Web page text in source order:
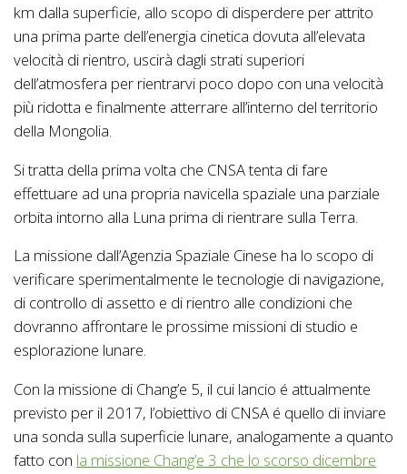
km dalla superficie, allo scopo di disperdere per attrito
una prima parte dell’energia cinetica dovuta all’elevata
velocità di rientro, uscirà dagli strati superiori
dell’atmosfera per rientrarvi poco dopo con una velocità
più ridotta e finalmente atterrare all’interno del territorio
della Mongolia.
Si tratta della prima volta che CNSA tenta di fare
effettuare ad una propria navicella spaziale una parziale
orbita intorno alla Luna prima di rientrare sulla Terra.
La missione dall’Agenzia Spaziale Cinese ha lo scopo di
verificare sperimentalmente le tecnologie di navigazione,
di controllo di assetto e di rientro alle condizioni che
dovranno affrontare le prossime missioni di studio e
esplorazione lunare.
Con la missione di Chang’e 5, il cui lancio é attualmente
previsto per il 2017, l’obiettivo di CNSA é quello di inviare
una sonda sulla superficie lunare, analogamente a quanto
fatto con la missione Chang’e 3 che lo scorso dicembre